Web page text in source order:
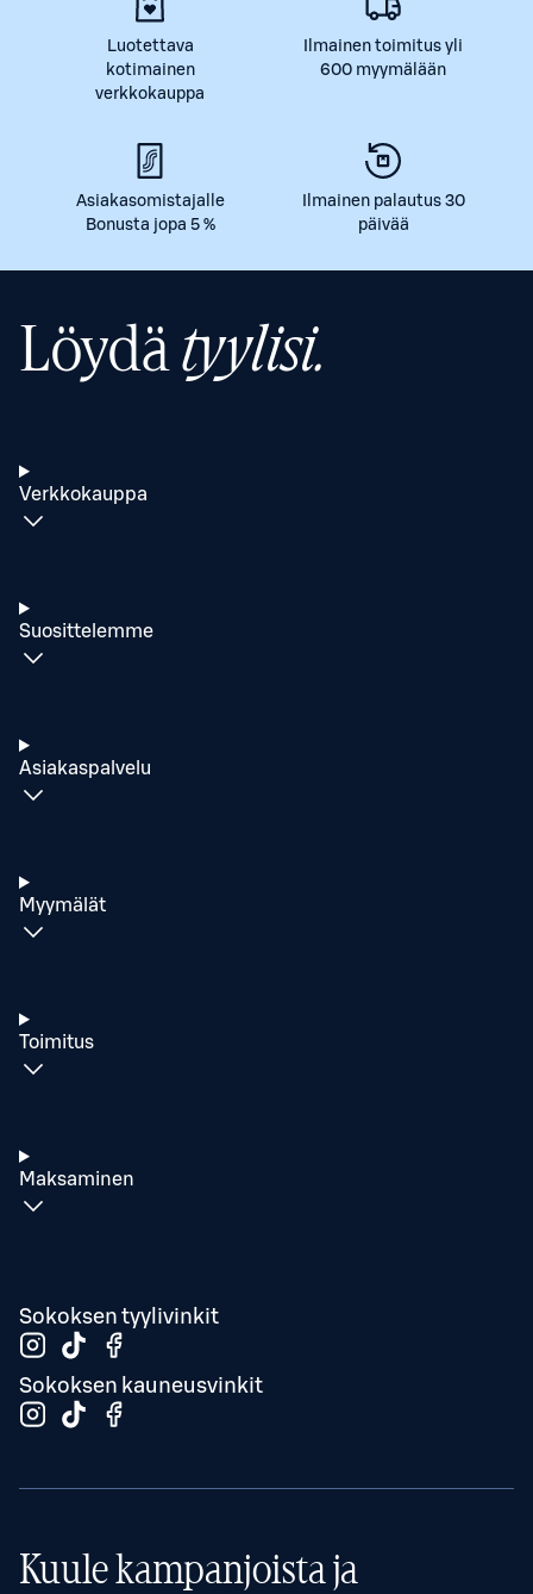
Luotettava
kotimainen
verkkokauppa
Ilmainen toimitus yli
600 myymälään
Asiakasomistajalle
Bonusta jopa 5 %
Ilmainen palautus 30
päivää
Löydätyylisi.
Verkkokauppa
Suosittelemme
Asiakaspalvelu
Myymälät
Toimitus
Maksaminen
Sokoksen tyylivinkit
Sokoksen kauneusvinkit
Kuule kampanjoista ja